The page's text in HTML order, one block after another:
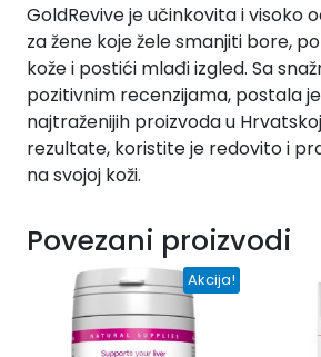
GoldRevive je učinkovita i visoko
za žene koje žele smanjiti bore,
kože i postići mlađi izgled. Sa
pozitivnim recenzijama, postala
najtraženijih proizvoda u
rezultate, koristite je redovito i
na svojoj koži.
Povezani proizvodi
Akcija!